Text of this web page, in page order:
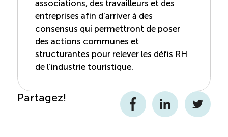
associations, des travailleurs et des
entreprises afin d’arriver à des
consensus qui permettront de poser
des actions communes et
structurantes pour relever les défis RH
de l’industrie touristique.
Partagez!
FacebookLinkedInTwitter